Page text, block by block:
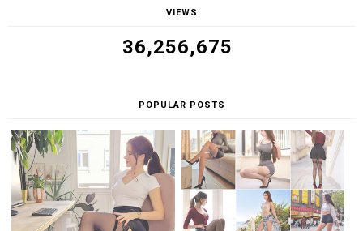
VIEWS
36,256,675
POPULAR POSTS